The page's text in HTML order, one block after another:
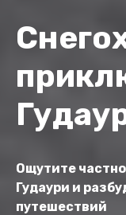
Ощутите
Гудаури и
путешествий